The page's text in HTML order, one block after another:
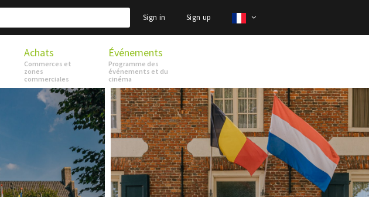
Sign in Sign up
Achats
Commerces et
zones
commerciales
Événements
Programme des
événements et du
cinéma